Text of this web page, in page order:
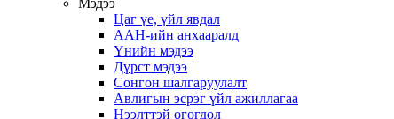
Мэдээ
Цаг үе, үйл явдал
ААН-ийн анхааралд
Үнийн мэдээ
Дүрст мэдээ
Сонгон шалгаруулалт
Авлигын эсрэг үйл ажиллагаа
Нээлттэй өгөгдөл